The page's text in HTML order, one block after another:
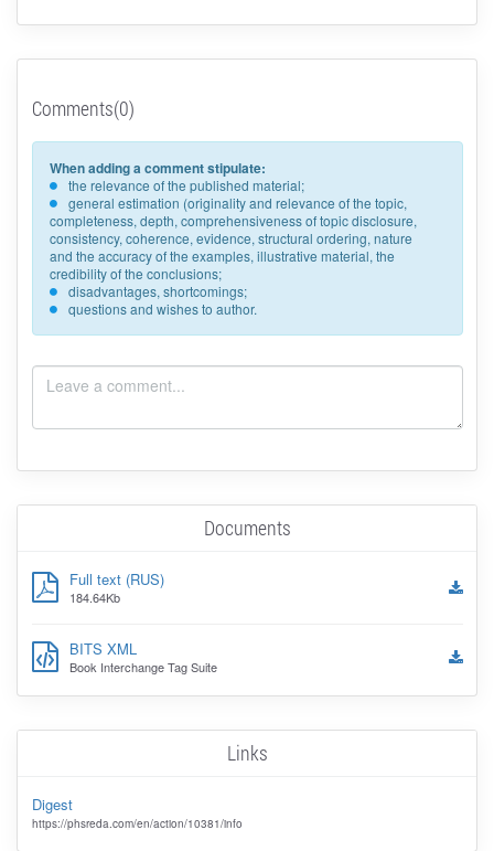
Comments(0)
When adding a comment stipulate:
the relevance of the published material;
general estimation (originality and relevance of the topic,
completeness, depth, comprehensiveness of topic disclosure,
consistency, coherence, evidence, structural ordering, nature
and the accuracy of the examples, illustrative material, the
credibility of the conclusions;
disadvantages, shortcomings;
questions and wishes to author.
Documents
Full text (RUS)
184.64Kb
BITS XML
Book Interchange Tag Suite
Links
Digest
https://phsreda.com/en/action/10381/info